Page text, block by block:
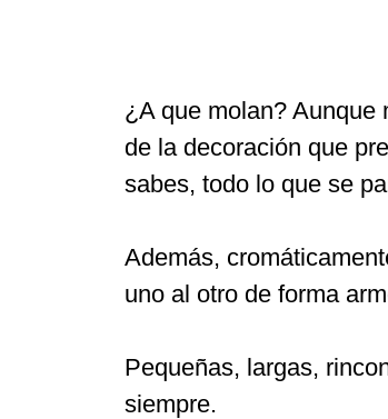
¿A que molan? Aunque
de la decoración que
sabes, todo lo que se
Además,
uno al otro de forma
Pequeñas, largas,
siempre.